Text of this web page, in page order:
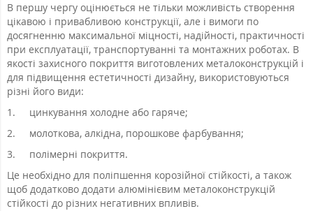
В першу чергу оцінюється не тільки можливість створення
цікавою і привабливою конструкції, але і вимоги по
досягненню максимальної міцності, надійності, практичності
при експлуатації, транспортуванні та монтажних роботах. В
якості захисного покриття виготовлених металоконструкцій і
для підвищення естетичності дизайну, використовуються
різні його види:
1.
цинкування холодне або гаряче;
2.
молоткова, алкідна, порошкове фарбування;
3.
полімерні покриття.
Це необхідно для поліпшення корозійної стійкості, а також
щоб додатково додати алюмінієвим металоконструкцій
стійкості до різних негативних впливів.